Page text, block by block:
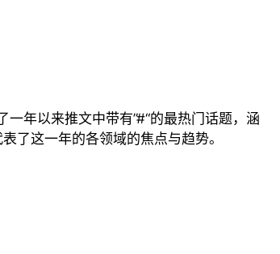
一年以来推文中带有”#“的最热门话题，涵
了这一年的各领域的焦点与趋势。